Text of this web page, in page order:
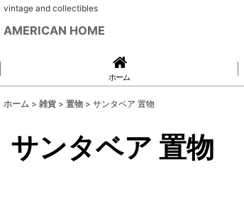
vintage and collectibles
AMERICAN HOME
ホーム
ホーム > 雑貨 > 置物 > サンタベア 置物
サンタベア 置物